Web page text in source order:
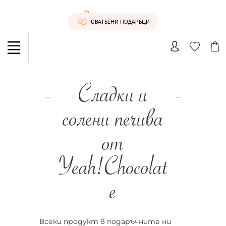
СВАТБЕНИ ПОДАРЪЦИ
Сладки и
солени печива
от
Yeah!Chocolat
e
Всеки продукт в подаръчните ни